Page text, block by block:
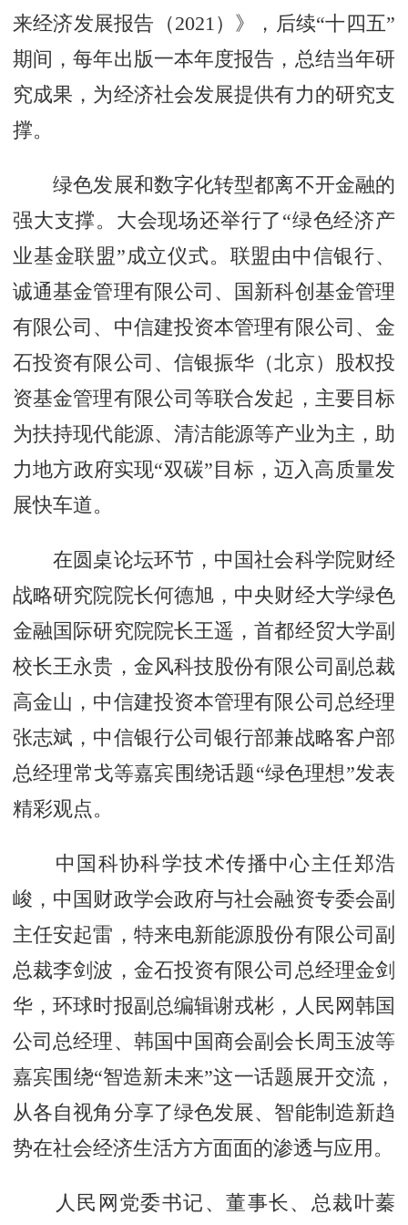
来经济发展报告（2021）》，后续“十四五”
期间，每年出版一本年度报告，总结当年研
究成果，为经济社会发展提供有力的研究支
撑。
绿色发展和数字化转型都离不开金融的
强大支撑。大会现场还举行了“绿色经济产
业基金联盟”成立仪式。联盟由中信银行、
诚通基金管理有限公司、国新科创基金管理
有限公司、中信建投资本管理有限公司、金
石投资有限公司、信银振华（北京）股权投
资基金管理有限公司等联合发起，主要目标
为扶持现代能源、清洁能源等产业为主，助
力地方政府实现“双碳”目标，迈入高质量发
展快车道。
在圆桌论坛环节，中国社会科学院财经
战略研究院院长何德旭，中央财经大学绿色
金融国际研究院院长王遥，首都经贸大学副
校长王永贵，金风科技股份有限公司副总裁
高金山，中信建投资本管理有限公司总经理
张志斌，中信银行公司银行部兼战略客户部
总经理常戈等嘉宾围绕话题“绿色理想”发表
精彩观点。
中国科协科学技术传播中心主任郑浩
峻，中国财政学会政府与社会融资专委会副
主任安起雷，特来电新能源股份有限公司副
总裁李剑波，金石投资有限公司总经理金剑
华，环球时报副总编辑谢戎彬，人民网韩国
公司总经理、韩国中国商会副会长周玉波等
嘉宾围绕“智造新未来”这一话题展开交流，
从各自视角分享了绿色发展、智能制造新趋
势在社会经济生活方方面面的渗透与应用。
人民网党委书记、董事长、总裁叶蓁